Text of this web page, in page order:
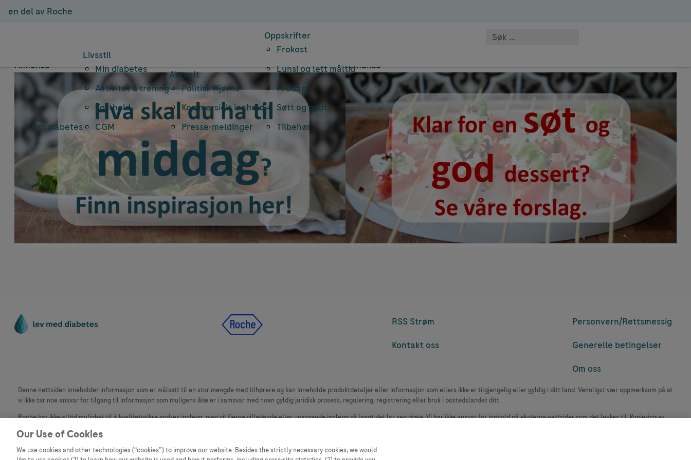
en del av Roche
Om diabetes
Livsstil
Min diabetes
Aktivitet & trening
Kosthold
CGM
Aktuelt
Politisk Hjørne
Kommersielt innhold
Presse-meldinger
Oppskrifter
Frokost
Lunsj og lett måltid
Middag
Søtt og godt
Tilbehør
Emnearkiv: diabetes graviditet
Annonse Annonse
RSS Strøm
Kontakt oss
Personvern/Rettsmessig
Generelle betingelser
Om oss
Denne nettsiden inneholder informasjon som er målsatt til en stor mengde med tilhørere og kan inneholde produktdetaljer eller informasjon som ellers ikke er tilgjengelig eller gyldig i ditt land. Vennligst vær oppmerksom på at
vi ikke tar noe ansvar for tilgang til informasjon som muligens ikke er i samsvar med noen gyldig juridisk prosess, regulering, registrering eller bruk i bostedslandet ditt.
Roche har ikke alltid mulighet til å kvalitetssikre andres innlegg, men vil fjerne villedende eller upassende innlegg så langt det lar seg gjøre. Vi har ikke ansvar for innhold på eksterne nettsider som det lenkes til. Kopiering av
materiale fra dette nettstedet for bruk annet sted er ikke tillatt uten avtale. Nettstedet selger plass til annonsører, og slikt innhold er merket.
Our Use of Cookies
We use cookies and other technologies (“cookies”) to improve our website. Besides the strictly necessary cookies, we would